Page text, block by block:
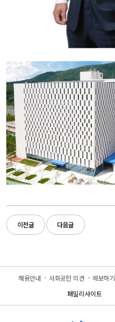
이전글 다음글
채용안내 사회공헌 의견 제보하기